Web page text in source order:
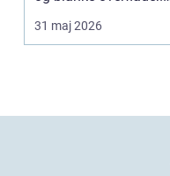
Rengøringen påv...
31 maj 2026